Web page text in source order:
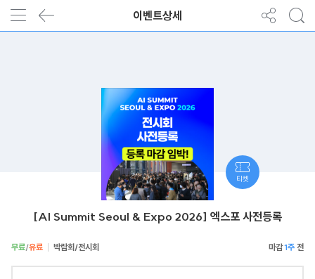
이벤트상세
[AI Summit Seoul & Expo 2026] 엑스포 사전등록
무료/유료 박람회/전시회 1주
티켓